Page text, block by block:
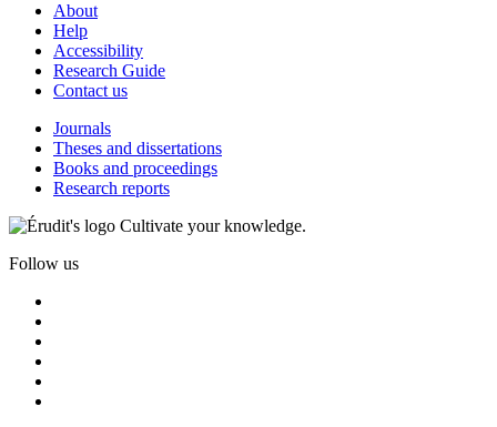
About
Help
Accessibility
Research Guide
Contact us
Journals
Theses and dissertations
Books and proceedings
Research reports
Cultivate your knowledge.
Follow us